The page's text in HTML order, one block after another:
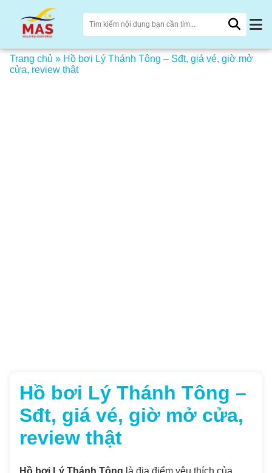
Trang chủ » Hồ bơi Lý Thánh Tông – Sđt, giá vé, giờ mở
cửa, review thật
Hồ bơi Lý Thánh Tông –
Sđt, giá vé, giờ mở cửa,
review thật
Hồ bơi Lý Thánh Tông là địa điểm yêu thích của